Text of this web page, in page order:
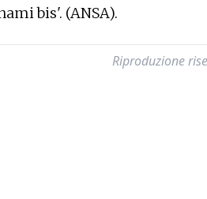
bis'. (ANSA).
Riproduzione